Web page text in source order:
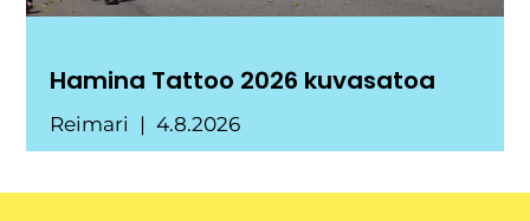
Hamina Tattoo 2026 kuvasatoa
Reimari 4.8.2026